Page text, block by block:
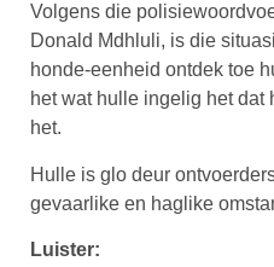
Volgens die
Donald Mdhluli, is die
honde-eenheid ontdek toe
het wat hulle ingelig het dat
het.
Hulle is glo deur
gevaarlike en haglike
Luister: